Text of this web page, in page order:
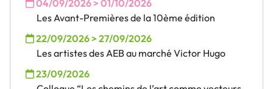
04/09/2026 > 01/10/2026
Les Avant-Premières de la 10ème édition
22/09/2026 > 27/09/2026
Les artistes des AEB au marché Victor Hugo
23/09/2026